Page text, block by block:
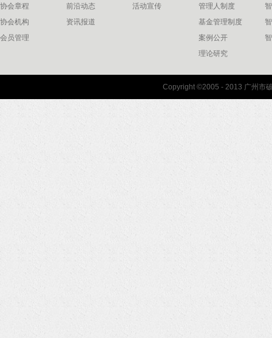
协会章程
协会机构
会员管理
前沿动态
资讯报道
活动宣传
管理人制度
基金管理制度
案例公开
理论研究
联系我们
Copyright ©2005 - 2013 广州市